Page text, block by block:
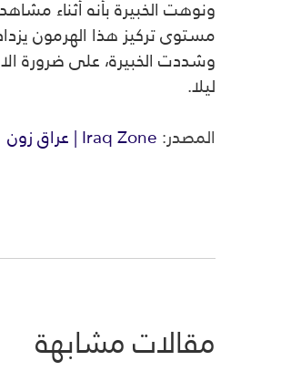
ونوهت الخبيرة بأنه أثناء
مستوى تركيز هذا الهرمون
ليلا.
المصدر:Iraq Zone | عراق زون
مقالات مشابهة